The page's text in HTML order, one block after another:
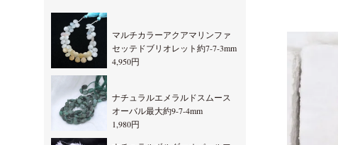
マルチカラーアクアマリンファ
セッテドブリオレット約7-7-3mm
4,950円
ナチュラルエメラルドスムース
オーバル最大約9-7-4mm
1,980円